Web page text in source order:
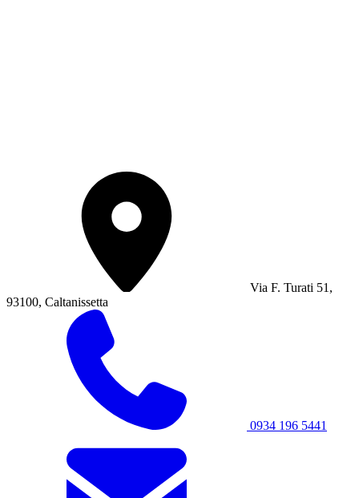
Via F. Turati 51,
93100, Caltanissetta
0934 196 5441